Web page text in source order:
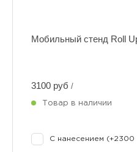
Мобильный стенд Roll
3100 руб /
Товар в наличии
С нанесением (+2300